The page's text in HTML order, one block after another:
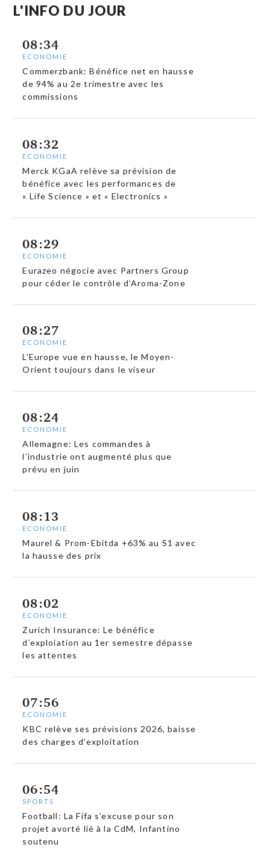
L'INFO DU JOUR
08:34
ECONOMIE
Commerzbank: Bénéfice net en hausse
de 94% au 2e trimestre avec les
commissions
08:32
ECONOMIE
Merck KGaA relève sa prévision de
bénéfice avec les performances de
« Life Science » et « Electronics »
08:29
ECONOMIE
Eurazeo négocie avec Partners Group
pour céder le contrôle d’Aroma-Zone
08:27
ECONOMIE
L’Europe vue en hausse, le Moyen-
Orient toujours dans le viseur
08:24
ECONOMIE
Allemagne: Les commandes à
l’industrie ont augmenté plus que
prévu en juin
08:13
ECONOMIE
Maurel & Prom-Ebitda +63% au S1 avec
la hausse des prix
08:02
ECONOMIE
Zurich Insurance: Le bénéfice
d’exploiation au 1er semestre dépasse
les attentes
07:56
ECONOMIE
KBC relève ses prévisions 2026, baisse
des charges d’exploitation
06:54
SPORTS
Football: La Fifa s’excuse pour son
projet avorté lié à la CdM, Infantino
soutenu